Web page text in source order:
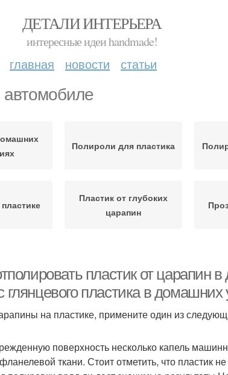
ДЕТАЛИ ИНТЕРЬЕРА
интересные идеи handmade!
главная новости статьи
автомобиле
Полироли для пластика
Пластик от глубоких
царапин
пластик от царапин
глянцевого пластика в домашних
на пластике, примените один из
поверхность несколько капель
ткани. Стоит отметить, что пластик